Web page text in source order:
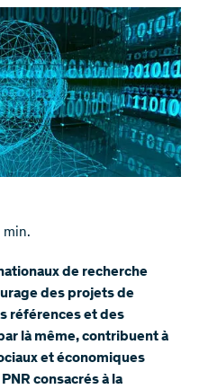
min.
de recherche
des projets de
références et des
là même, contribuent à
et économiques
consacrés à la